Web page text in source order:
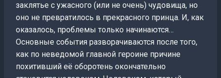
заклятье с ужасного (или не очень) чудовища, но
оно не превратилось в прекрасного принца. И, как
оказалось, проблемы только начинаются…
Основные события разворачиваются после того,
как по неведомой главной героине причине
похитивший её оборотень окончательно